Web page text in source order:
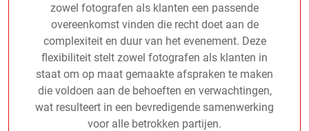
zowel fotografen als klanten een passende
overeenkomst vinden die recht doet aan de
complexiteit en duur van het evenement. Deze
flexibiliteit stelt zowel fotografen als klanten in
staat om op maat gemaakte afspraken te maken
die voldoen aan de behoeften en verwachtingen,
wat resulteert in een bevredigende samenwerking
voor alle betrokken partijen.